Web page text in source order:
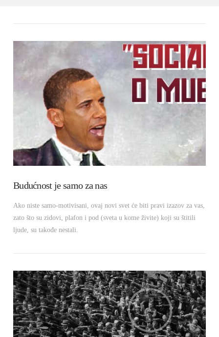
Budućnost je samo za nas
Ako niste samo-motivisani, ovaj novi svet će biti pravi izazov za vas,
zato što su zidovi, plafon i pod (sveta u kome živite) koji su štitili
ljude, su takođe nestali.